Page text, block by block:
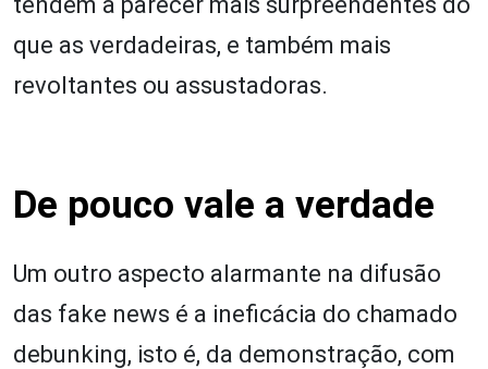
que as verdadeiras, e também mais
revoltantes ou assustadoras.
De pouco vale a verdade
Um outro aspecto alarmante na difusão
das fake news é a ineficácia do chamado
debunking, isto é, da demonstração, com